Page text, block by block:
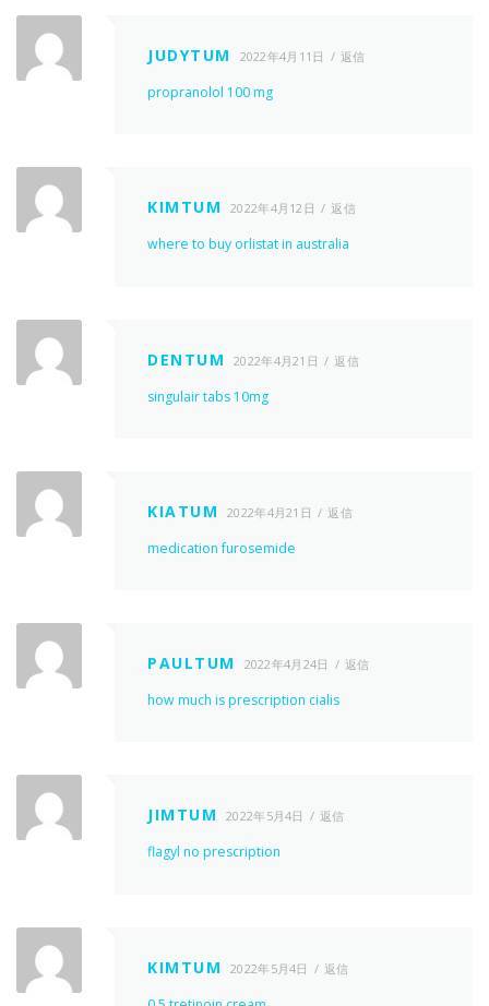
JUDYTUM 2022年4月11日 返信
propranolol 100 mg
KIMTUM 2022年4月12日 返信
where to buy orlistat in australia
DENTUM 2022年4月21日 返信
singulair tabs 10mg
KIATUM 2022年4月21日 返信
medication furosemide
PAULTUM 2022年4月24日 返信
how much is prescription cialis
JIMTUM 2022年5月4日 返信
flagyl no prescription
KIMTUM 2022年5月4日 返信